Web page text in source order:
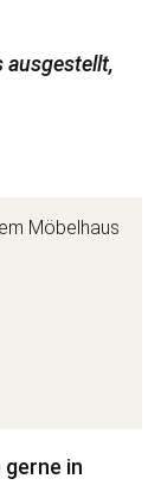
ausgestellt,
Möbelhaus
in